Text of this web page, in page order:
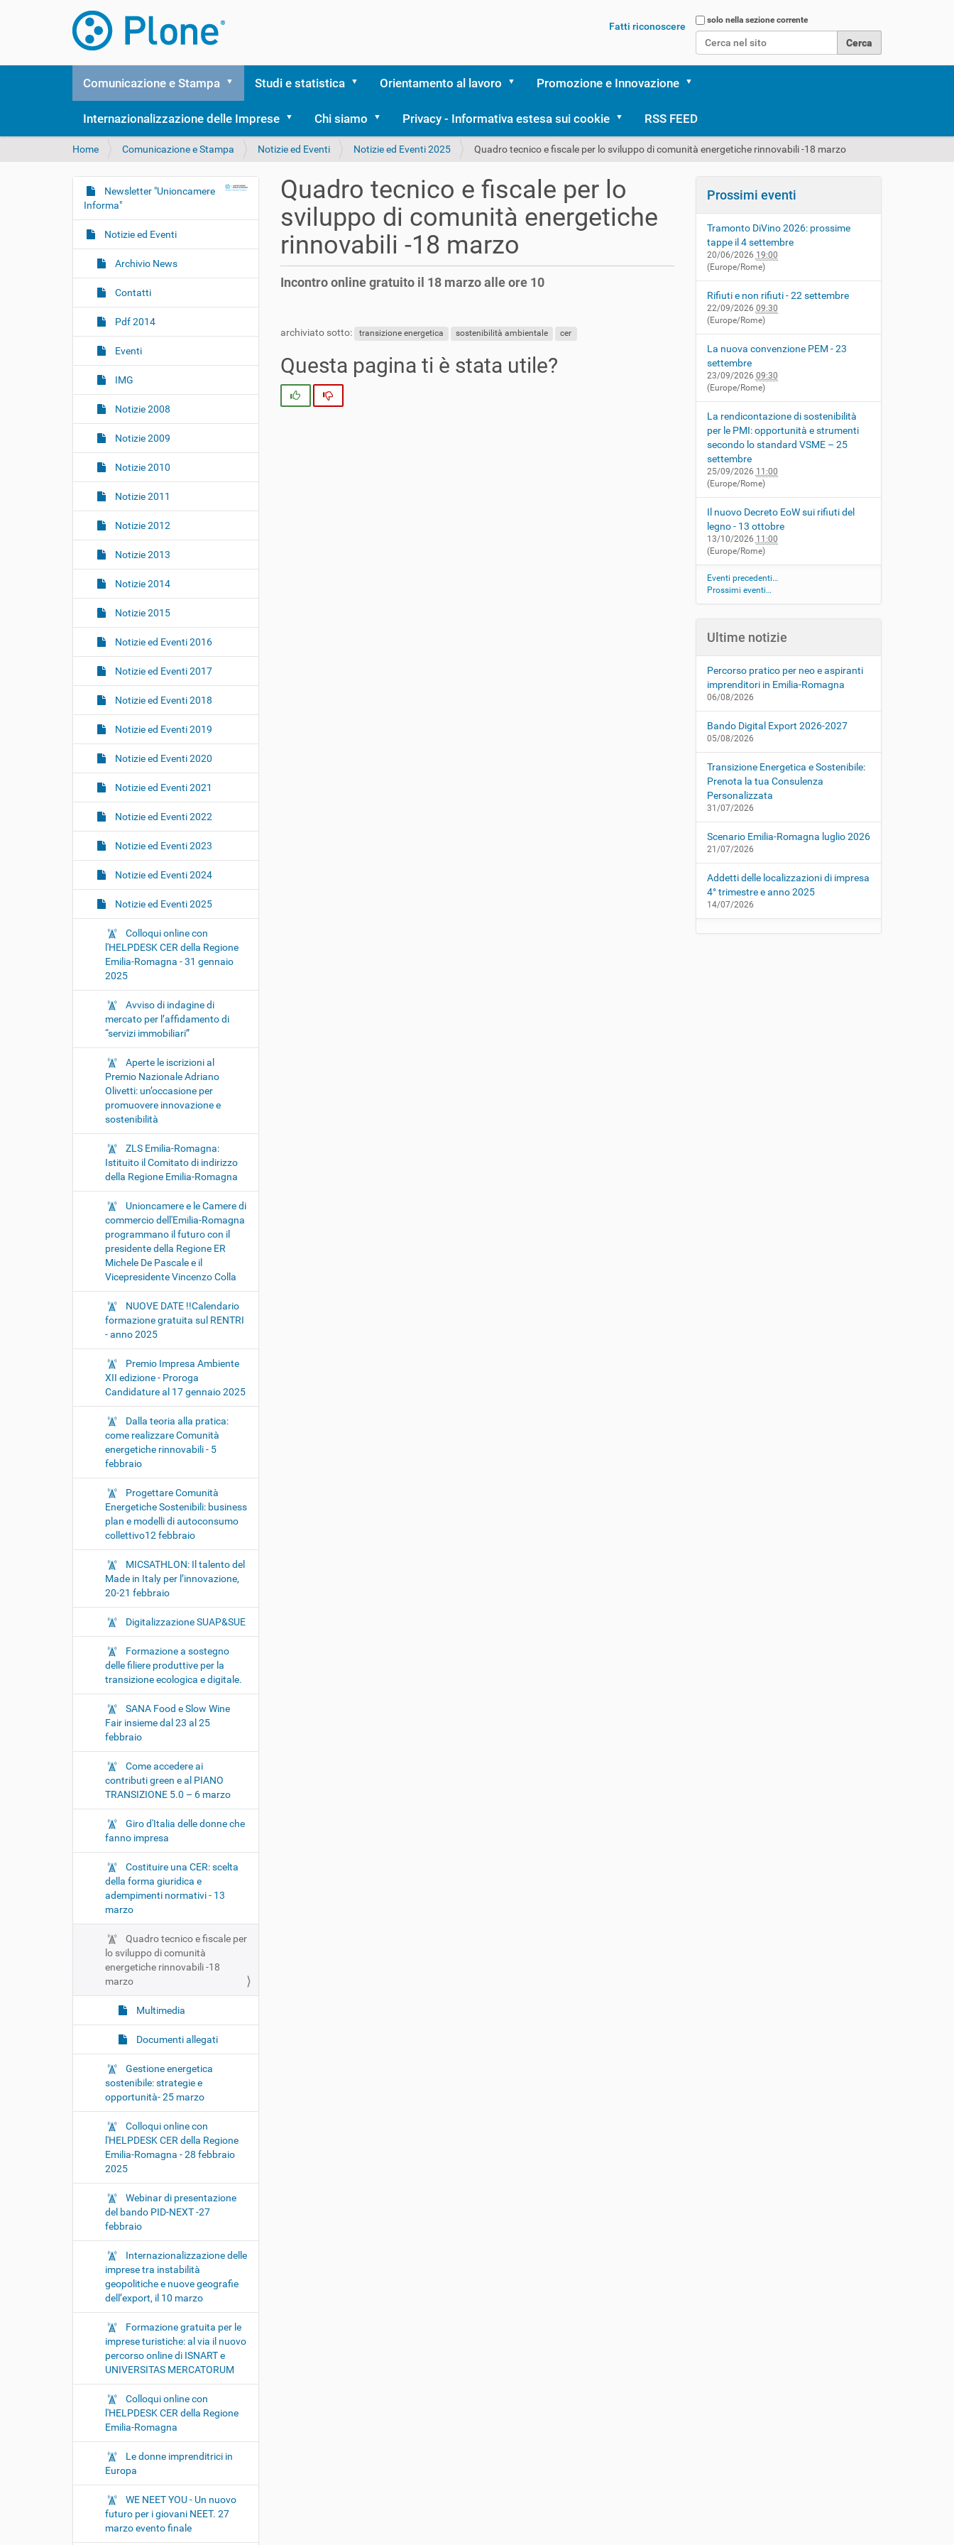
Cerca nel sito
solo nella sezione corrente
Fatti riconoscere
Comunicazione e Stampa Studi e statistica Orientamento al lavoro Promozione e Innovazione
Internazionalizzazione delle Imprese Chi siamo Privacy - Informativa estesa sui cookie RSS FEED
T
s
q
i
Home Comunicazione e Stampa Notizie ed Eventi Notizie ed Eventi 2025 Quadro tecnico e fiscale per lo sviluppo di comunità energetiche rinnovabili -18 marzo
Quadro tecnico e fiscale per lo
sviluppo di comunità energetiche
rinnovabili -18 marzo
Incontro online gratuito il 18 marzo alle ore 10
archiviato sotto: transizione energetica sostenibilità ambientale cer
Questa pagina ti è stata utile?
Si
N
a
v
i
a
o
Newsletter "Unioncamere
Informa"
Notizie ed Eventi
Archivio News
Contatti
Pdf 2014
Eventi
IMG
Notizie 2008
Notizie 2009
Notizie 2010
Notizie 2011
Notizie 2012
Notizie 2013
Notizie 2014
Notizie 2015
Notizie ed Eventi 2016
Notizie ed Eventi 2017
Notizie ed Eventi 2018
Notizie ed Eventi 2019
Notizie ed Eventi 2020
Notizie ed Eventi 2021
Notizie ed Eventi 2022
Notizie ed Eventi 2023
Notizie ed Eventi 2024
Notizie ed Eventi 2025
Colloqui online con
l'HELPDESK CER della Regione
Emilia-Romagna - 31 gennaio
2025
Avviso di indagine di
mercato per l’affidamento di
“servizi immobiliari”
Aperte le iscrizioni al
Premio Nazionale Adriano
Olivetti: un’occasione per
promuovere innovazione e
sostenibilità
ZLS Emilia-Romagna:
Istituito il Comitato di indirizzo
della Regione Emilia-Romagna
Unioncamere e le Camere di
commercio dell'Emilia-Romagna
programmano il futuro con il
presidente della Regione ER
Michele De Pascale e il
Vicepresidente Vincenzo Colla
NUOVE DATE !!Calendario
formazione gratuita sul RENTRI
- anno 2025
Premio Impresa Ambiente
XII edizione - Proroga
Candidature al 17 gennaio 2025
Dalla teoria alla pratica:
come realizzare Comunità
energetiche rinnovabili - 5
febbraio
Progettare Comunità
Energetiche Sostenibili: business
plan e modelli di autoconsumo
collettivo12 febbraio
MICSATHLON: Il talento del
Made in Italy per l’innovazione,
20-21 febbraio
Digitalizzazione SUAP&SUE
Formazione a sostegno
delle filiere produttive per la
transizione ecologica e digitale.
SANA Food e Slow Wine
Fair insieme dal 23 al 25
febbraio
Come accedere ai
contributi green e al PIANO
TRANSIZIONE 5.0 – 6 marzo
Giro d'Italia delle donne che
fanno impresa
Costituire una CER: scelta
della forma giuridica e
adempimenti normativi - 13
marzo
Quadro tecnico e fiscale per
lo sviluppo di comunità
energetiche rinnovabili -18
marzo
Multimedia
Documenti allegati
Gestione energetica
sostenibile: strategie e
opportunità- 25 marzo
Colloqui online con
l'HELPDESK CER della Regione
Emilia-Romagna - 28 febbraio
2025
Webinar di presentazione
del bando PID-NEXT -27
febbraio
Internazionalizzazione delle
imprese tra instabilità
geopolitiche e nuove geografie
dell’export, il 10 marzo
Formazione gratuita per le
imprese turistiche: al via il nuovo
percorso online di ISNART e
UNIVERSITAS MERCATORUM
Colloqui online con
l'HELPDESK CER della Regione
Emilia-Romagna
Le donne imprenditrici in
Europa
WE NEET YOU - Un nuovo
futuro per i giovani NEET. 27
marzo evento finale
Prossimi eventi
Tramonto DiVino 2026: prossime
tappe il 4 settembre
20/06/2026 19:00
(Europe/Rome)
Rifiuti e non rifiuti - 22 settembre
22/09/2026 09:30
(Europe/Rome)
La nuova convenzione PEM - 23
settembre
23/09/2026 09:30
(Europe/Rome)
La rendicontazione di sostenibilità
per le PMI: opportunità e strumenti
secondo lo standard VSME – 25
settembre
25/09/2026 11:00
(Europe/Rome)
Il nuovo Decreto EoW sui rifiuti del
legno - 13 ottobre
13/10/2026 11:00
(Europe/Rome)
Eventi precedenti…
Prossimi eventi…
Ultime notizie
Percorso pratico per neo e aspiranti
imprenditori in Emilia-Romagna
06/08/2026
Bando Digital Export 2026-2027
05/08/2026
Transizione Energetica e Sostenibile:
Prenota la tua Consulenza
Personalizzata
31/07/2026
Scenario Emilia-Romagna luglio 2026
21/07/2026
Addetti delle localizzazioni di impresa
4° trimestre e anno 2025
14/07/2026